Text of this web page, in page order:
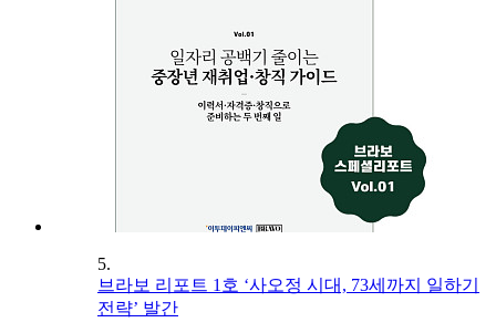
5.
브라보 리포트 1호 ‘사오정 시대, 73세까지 일하기
전략’ 발간